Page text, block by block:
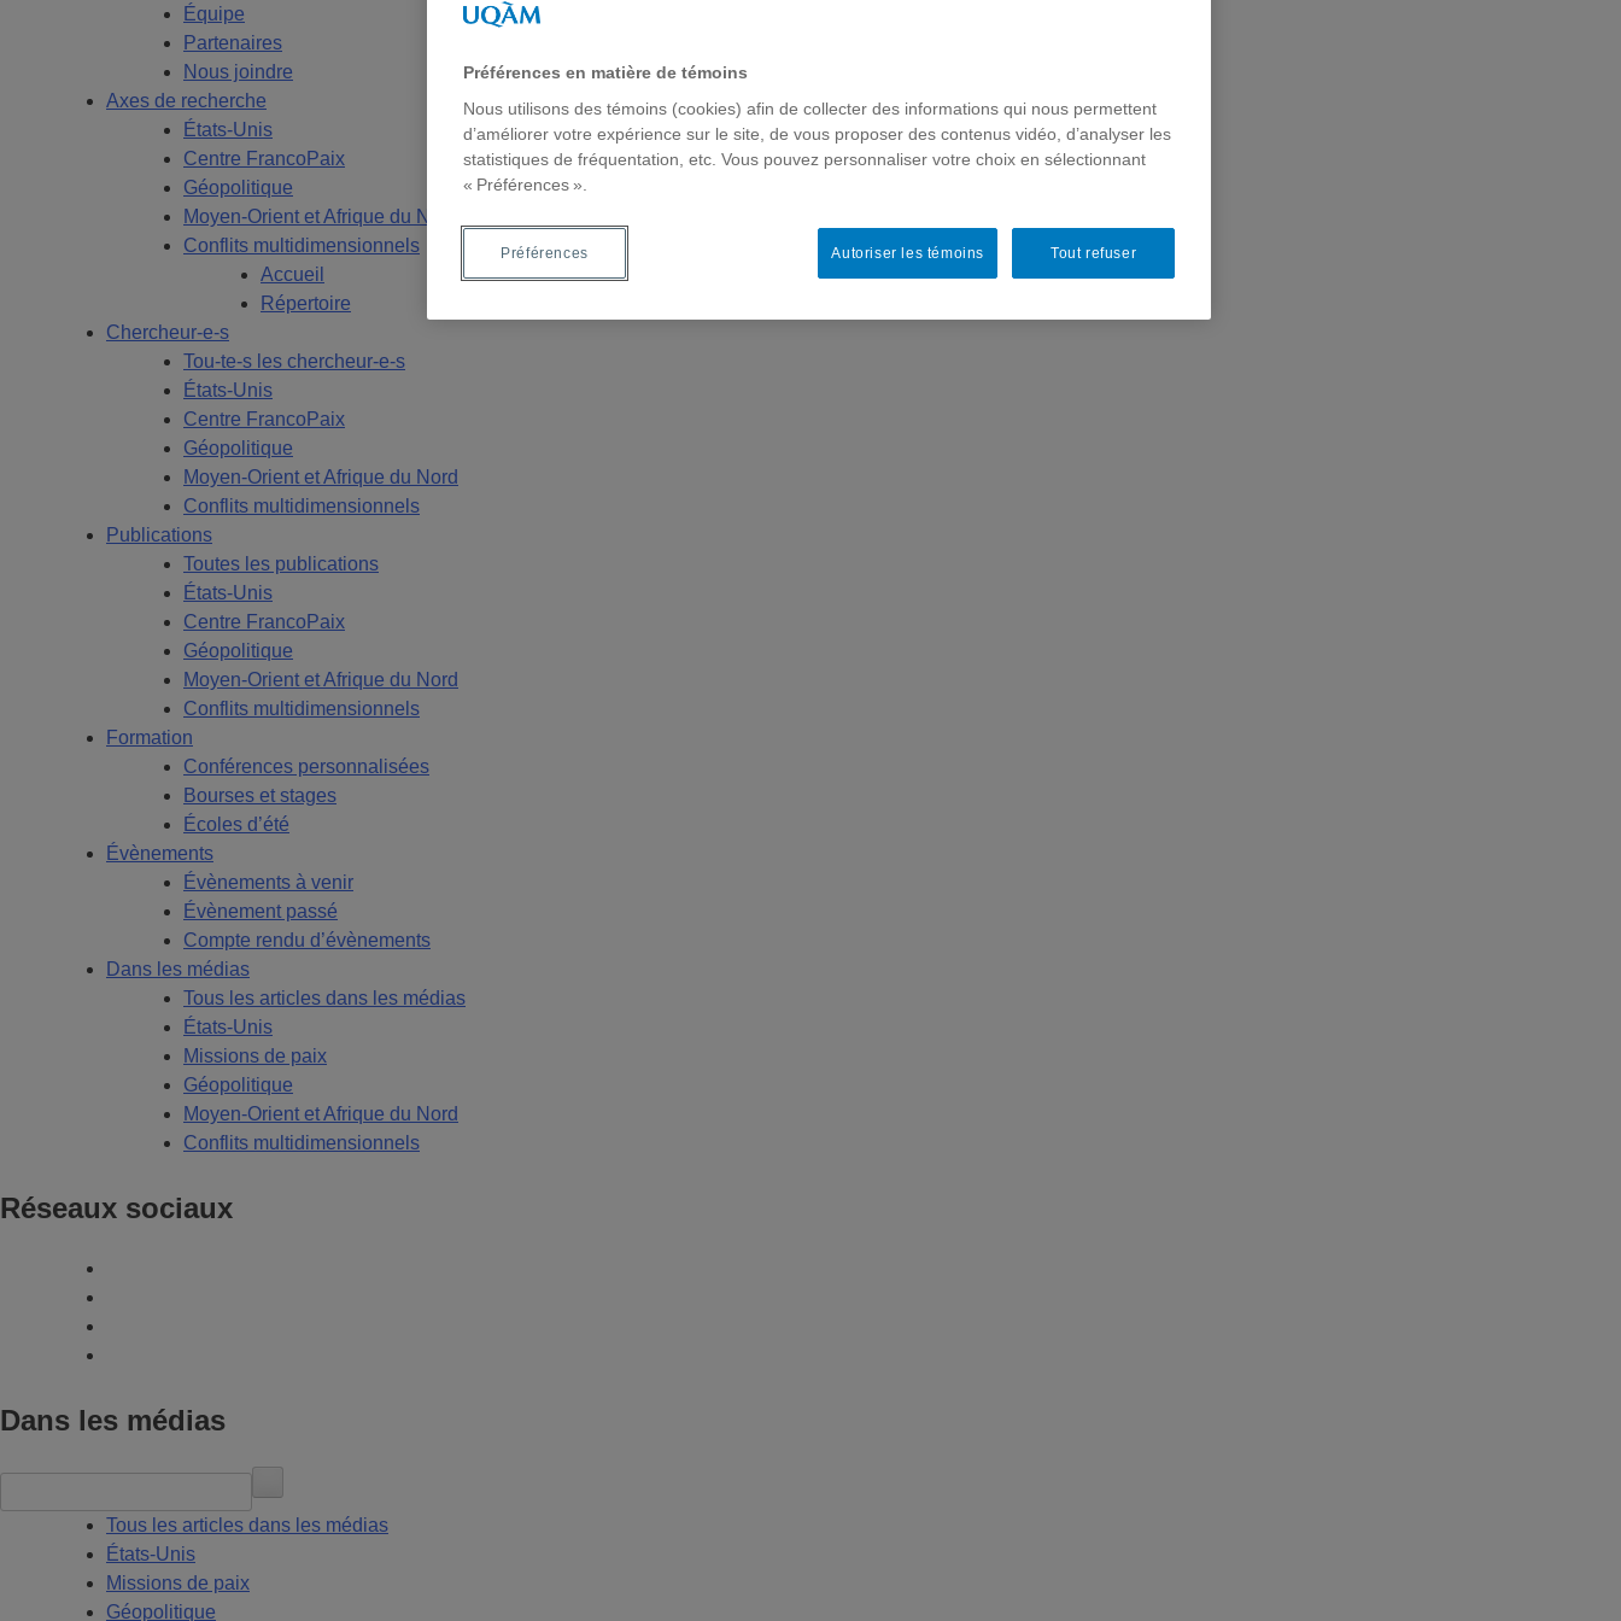
Équipe
Partenaires
Nous joindre
Axes de recherche
États-Unis
Centre FrancoPaix
Géopolitique
Moyen-Orient et Afrique du Nord
Conflits multidimensionnels
Accueil
Répertoire
Chercheur-e-s
Tou-te-s les chercheur-e-s
États-Unis
Centre FrancoPaix
Géopolitique
Moyen-Orient et Afrique du Nord
Conflits multidimensionnels
Publications
Toutes les publications
États-Unis
Centre FrancoPaix
Géopolitique
Moyen-Orient et Afrique du Nord
Conflits multidimensionnels
Formation
Conférences personnalisées
Bourses et stages
Écoles d’été
Évènements
Évènements à venir
Évènement passé
Compte rendu d’évènements
Dans les médias
Tous les articles dans les médias
États-Unis
Missions de paix
Géopolitique
Moyen-Orient et Afrique du Nord
Conflits multidimensionnels
Réseaux sociaux
Dans les médias
Tous les articles dans les médias
États-Unis
Missions de paix
Géopolitique
Préférences en matière de témoins
Nous utilisons des témoins (cookies) afin de collecter des informations qui nous permettent
d’améliorer votre expérience sur le site, de vous proposer des contenus vidéo, d’analyser les
statistiques de fréquentation, etc. Vous pouvez personnaliser votre choix en sélectionnant
« Préférences ».
Tout refuser
Autoriser les témoins
Préférences